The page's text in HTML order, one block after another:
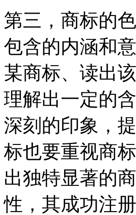
第三，商标的
包含的内涵和
某商标、读出
理解出一定的
深刻的印象，
标也要重视商
出独特显著的
性，其成功注